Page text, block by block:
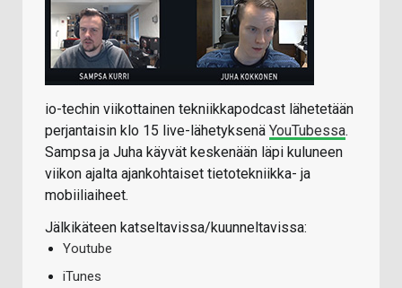
io-techin viikottainen tekniikkapodcast lähetetään
perjantaisin klo 15 live-lähetyksenä YouTubessa.
Sampsa ja Juha käyvät keskenään läpi kuluneen
viikon ajalta ajankohtaiset tietotekniikka- ja
mobiiliaiheet.
Jälkikäteen katseltavissa/kuunneltavissa:
Youtube
iTunes